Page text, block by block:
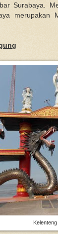
Surabaya.
merupakan